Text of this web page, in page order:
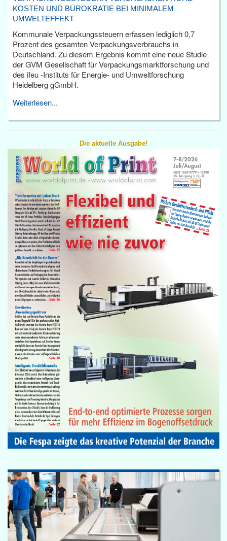
KOSTEN UND BÜROKRATIE BEI MINIMALEM
UMWELTEFFEKT
Kommunale Verpackungssteuern erfassen lediglich 0,7
Prozent des gesamten Verpackungsverbrauchs in
Deutschland. Zu diesem Ergebnis kommt eine neue Studie
der GVM Gesellschaft für Verpackungsmarktforschung und
des ifeu -Instituts für Energie- und Umweltforschung
Heidelberg gGmbH.
Weiterlesen...
Die aktuelle Ausgabe!